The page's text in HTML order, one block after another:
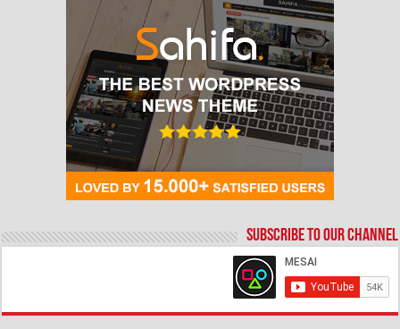
Subscribe to our Channel